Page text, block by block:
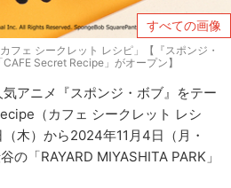
すべての画像
フェ シークレット レシピ」【『スポンジ・
Secret Recipe」がオープン】
アニメ『スポンジ・ボブ』をテー
（カフェ シークレット レシ
木）から2024年11月4日（月・
の「RAYARD MIYASHITA PARK」